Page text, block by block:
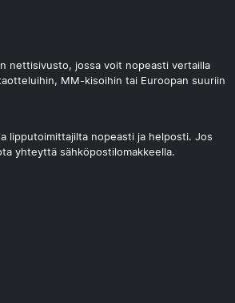
nettisivusto, jossa voit nopeasti vertailla
MM-kisoihin tai Euroopan suuriin
lipputoimittajilta nopeasti ja helposti. Jos
yhteyttä sähköpostilomakkeella.